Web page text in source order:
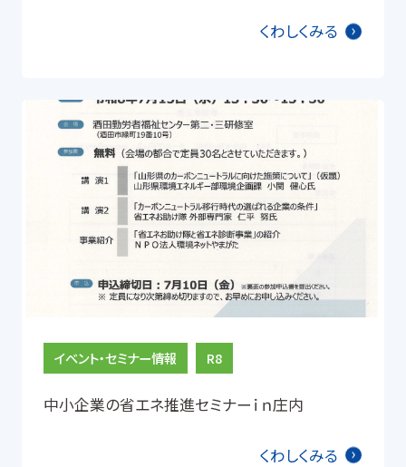
くわしくみる
イベント・セミナー情報 R8
中小企業の省エネ推進セミナーｉｎ庄内
くわしくみる